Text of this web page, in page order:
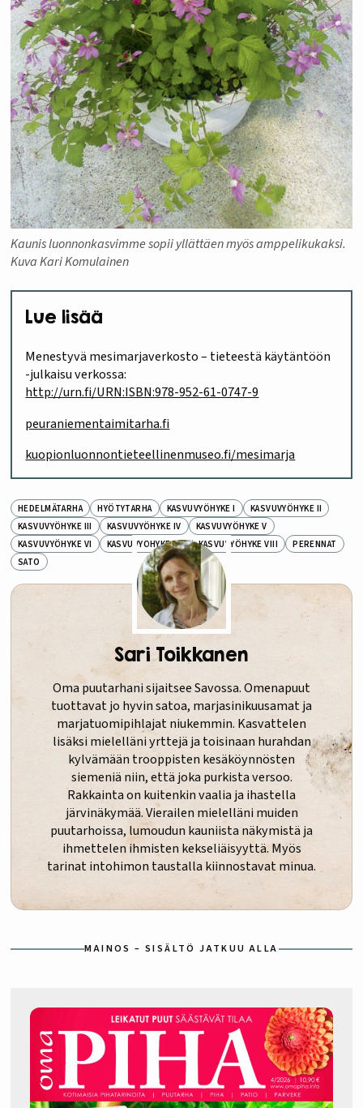
Kaunis luonnonkasvimme sopii yllättäen myös amppelikukaksi.
Kuva Kari Komulainen
Lue lisää
Menestyvä mesimarjaverkosto – tieteestä käytäntöön
-julkaisu verkossa:
http://urn.fi/URN:ISBN:978-952-61-0747-9
peuraniementaimitarha.fi
kuopionluonnontieteellinenmuseo.fi/mesimarja
HEDELMÄTARHA HYÖTYTARHA KASVUVYÖHYKE I
KASVUVYÖHYKE II
KASVUVYÖHYKE III
KASVUVYÖHYKE IV
KASVUVYÖHYKE V
KASVUVYÖHYKE VI
KASVUVYÖHYKE VII KASVUVYÖHYKE VIII
PERENNAT
SATO
Sari Toikkanen
Oma puutarhani sijaitsee Savossa. Omenapuut
tuottavat jo hyvin satoa, marjasinikuusamat ja
marjatuomipihlajat niukemmin. Kasvattelen
lisäksi mielelläni yrttejä ja toisinaan hurahdan
kylvämään trooppisten kesäköynnösten
siemeniä niin, että joka purkista versoo.
Rakkainta on kuitenkin vaalia ja ihastella
järvinäkymää. Vierailen mielelläni muiden
puutarhoissa, lumoudun kauniista näkymistä ja
ihmettelen ihmisten kekseliäisyyttä. Myös
tarinat intohimon taustalla kiinnostavat minua.
MAINOS – SISÄLTÖ JATKUU ALLA